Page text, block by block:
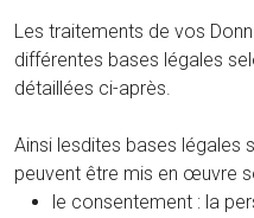
Les traitements de vos
différentes bases légales
détaillées ci-après.
Ainsi lesdites bases légales
peuvent être mis en œuvre
le consentement : la